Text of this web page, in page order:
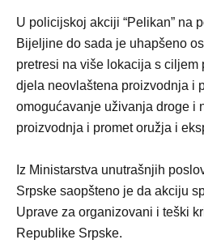
U policijskoj akciji “Pelikan” na
Bijeljine do sada je uhapšeno
pretresi na više lokacija s ciljem
djela neovlaštena proizvodnja i
omogućavanje uživanja droge i
proizvodnja i promet oružja i
Iz Ministarstva unutrašnjih
Srpske saopšteno je da akciju
Uprave za organizovani i teški
Republike Srpske.